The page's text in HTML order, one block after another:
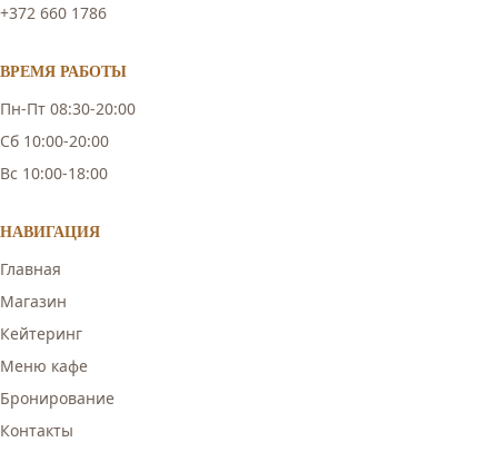
+372 660 1786
ВРЕМЯ РАБОТЫ
Пн-Пт 08:30-20:00
Сб 10:00-20:00
Вс 10:00-18:00
НАВИГАЦИЯ
Главная
Магазин
Кейтеринг
Меню кафе
Бронирование
Контакты